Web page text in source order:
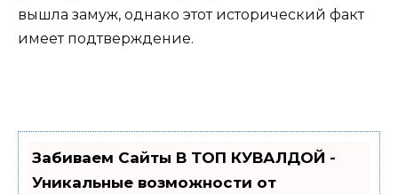
вышла замуж, однако этот исторический факт
имеет подтверждение.
Забиваем Сайты В ТОП КУВАЛДОЙ -
Уникальные возможности от